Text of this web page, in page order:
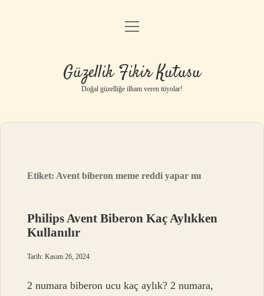
Anasayfa
Yasal Uyarı
menüyü
Güzellik Fikir Kutusu
Doğal güzelliğe ilham veren tüyolar!
Etiket: Avent biberon meme reddi yapar mı
Philips Avent Biberon Kaç Aylıkken
Kullanılır
Tarih: Kasım 26, 2024
2 numara biberon ucu kaç aylık? 2 numara,